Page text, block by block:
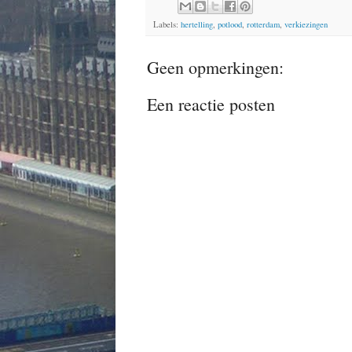
Labels: hertelling, potlood, rotterdam, verkiezingen
Geen opmerkingen:
Een reactie posten